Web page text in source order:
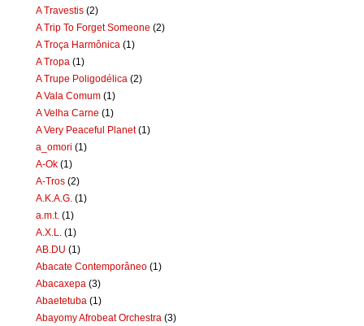
A Travestis (2)
A Trip To Forget Someone (2)
A Troça Harmônica (1)
A Tropa (1)
A Trupe Poligodélica (2)
A Vala Comum (1)
A Velha Carne (1)
A Very Peaceful Planet (1)
a_omori (1)
A-Ok (1)
A-Tros (2)
A.K.A.G. (1)
a.m.t. (1)
A.X.L.
(1)
AB.DU (1)
Abacate Contemporâneo (1)
Abacaxepa (3)
Abaetetuba (1)
Abayomy Afrobeat Orchestra (3)